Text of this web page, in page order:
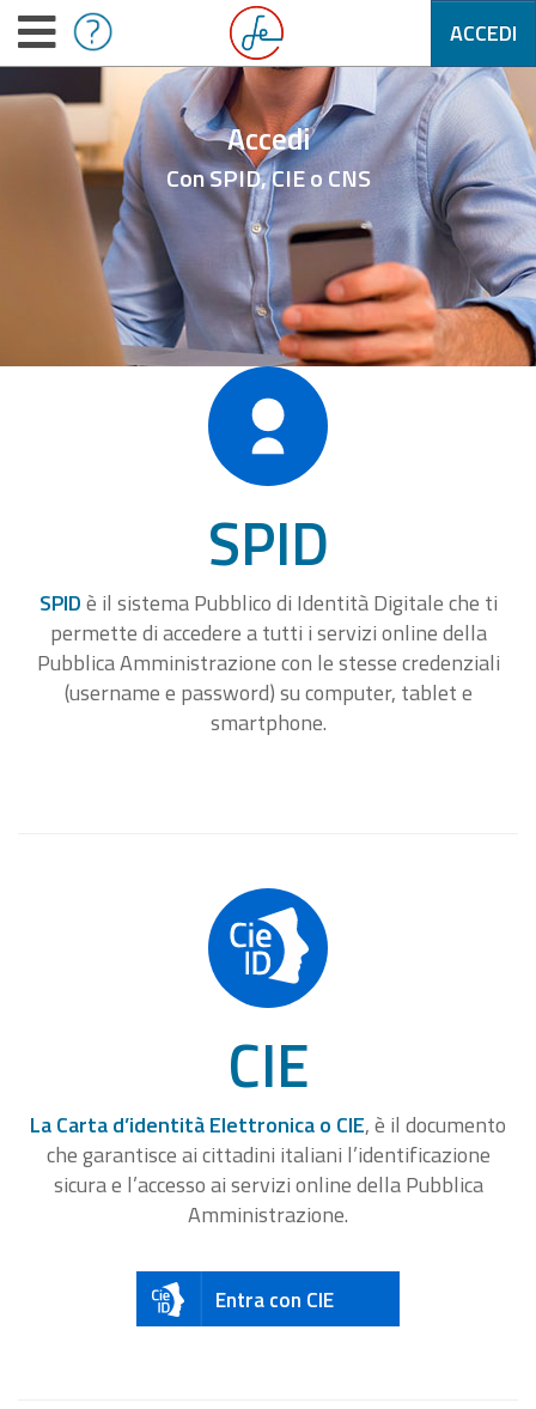
ACCEDI
Accedi
Con SPID, CIE o CNS
SPID
SPIDè il sistema Pubblico di Identità Digitale che ti
permette di accedere a tutti i servizi online della
Pubblica Amministrazione con le stesse credenziali
(username e password) su computer, tablet e
smartphone.
CIE
La Carta d’identità Elettronica o CIE, è il documento
che garantisce ai cittadini italiani l’identificazione
sicura e l’accesso ai servizi online della Pubblica
Amministrazione.
Entra con CIE